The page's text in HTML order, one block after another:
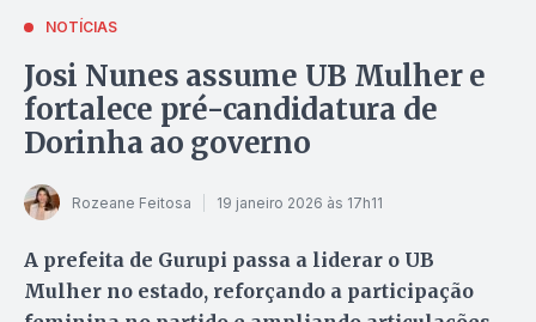
NOTÍCIAS
Josi Nunes assume UB Mulher e
fortalece pré-candidatura de
Dorinha ao governo
Rozeane Feitosa 19 janeiro 2026 às 17h11
A prefeita de Gurupi passa a liderar o UB
Mulher no estado, reforçando a participação